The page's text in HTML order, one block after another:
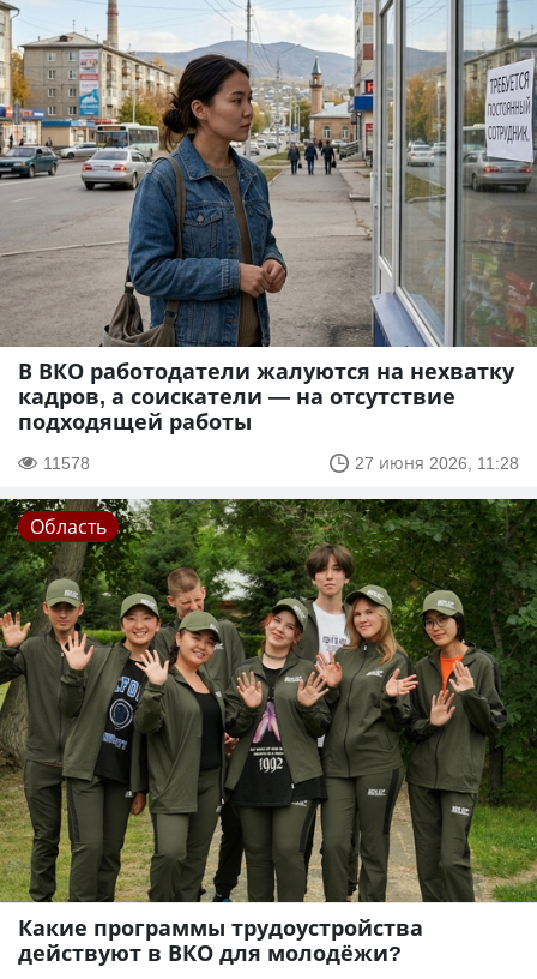
В ВКО работодатели жалуются на нехватку
кадров, а соискатели — на отсутствие
подходящей работы
11578 27 июня 2026, 11:28
Область
Какие программы трудоустройства
действуют в ВКО для молодёжи?